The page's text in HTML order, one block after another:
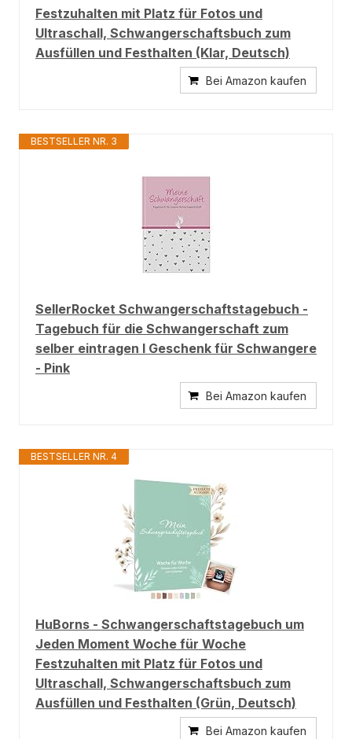
Festzuhalten mit Platz für Fotos und
Ultraschall, Schwangerschaftsbuch zum
Ausfüllen und Festhalten (Klar, Deutsch)
Bei Amazon kaufen
BESTSELLER NR. 3
SellerRocket Schwangerschaftstagebuch -
Tagebuch für die Schwangerschaft zum
selber eintragen I Geschenk für Schwangere
- Pink
Bei Amazon kaufen
BESTSELLER NR. 4
HuBorns - Schwangerschaftstagebuch um
Jeden Moment Woche für Woche
Festzuhalten mit Platz für Fotos und
Ultraschall, Schwangerschaftsbuch zum
Ausfüllen und Festhalten (Grün, Deutsch)
Bei Amazon kaufen